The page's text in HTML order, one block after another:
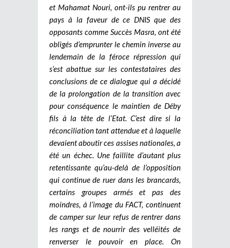
et Mahamat Nouri, ont-ils pu rentrer au
pays à la faveur de ce DNIS que des
opposants comme Succès Masra, ont été
obligés d’emprunter le chemin inverse au
lendemain de la féroce répression qui
s’est abattue sur les contestataires des
conclusions de ce dialogue qui a décidé
de la prolongation de la transition avec
pour conséquence le maintien de Déby
fils à la tête de l’Etat. C’est dire si la
réconciliation tant attendue et à laquelle
devaient aboutir ces assises nationales, a
été un échec. Une faillite d’autant plus
retentissante qu’au-delà de l’opposition
qui continue de ruer dans les brancards,
certains groupes armés et pas des
moindres, à l’image du FACT, continuent
de camper sur leur refus de rentrer dans
les rangs et de nourrir des velléités de
renverser le pouvoir en place. On